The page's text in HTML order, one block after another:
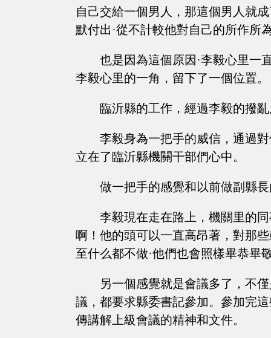
自己交給一個男人，那這個男人就
默付出·從不計較他對自己的所作所
也是因為這個原因·李毅心里一
李毅心里的一角，留下了一個位置。
臨沂縣的工作，經過李毅的撥
李毅身為一把手的威信，通過
立在了臨沂縣機關干部們心中。
做一把手的感覺和以前做副縣
李毅現在走在路上，機關里的
啊！他的頭可以一直高昂著，對那
至什么都不做·他們也會照樣畢恭畢
另一個感覺就是會議多了，不
議，都要求縣委書記參加。參加完
傳講解上級會議的精神和文件。